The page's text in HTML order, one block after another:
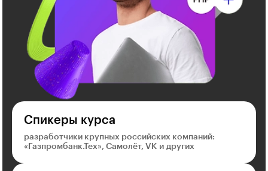
Спикеры курса
разработчики крупных российских компаний:
«Газпромбанк.Тех», Самолёт, VK и других